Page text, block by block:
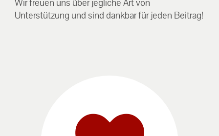
Wir freuen uns über jegliche Art von
Unterstützung und sind dankbar für jeden Beitrag!